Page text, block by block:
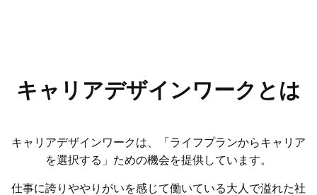
キャリアデザインワークとは
キャリアデザインワークは、「ライフプランからキャリア
を選択する」ための機会を提供しています。
仕事に誇りややりがいを感じて働いている大人で溢れた社